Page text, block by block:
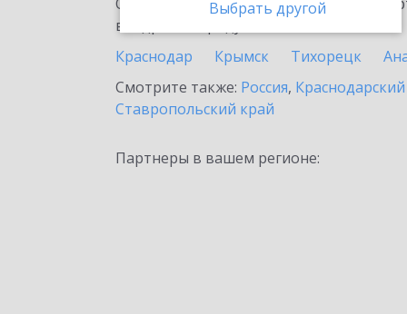
Выбрать другой
внедрение продукта.
Краснодар
Крымск Тихорецк
Смотрите также: Россия,
Ставропольский край
Партнеры в вашем регионе: